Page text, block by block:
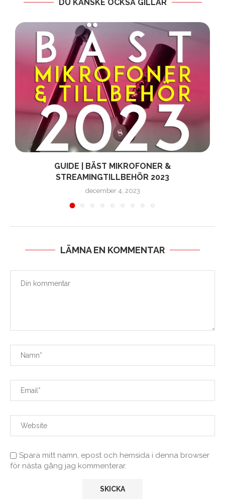
DU KANSKE OCKSÅ GILLAR
GUIDE | BÄST MIKROFONER &
STREAMINGTILLBEHÖR 2023
december 4, 2023
LÄMNA EN KOMMENTAR
Spara mitt namn, epost och hemsida i denna browser
för nästa gång jag kommenterar.